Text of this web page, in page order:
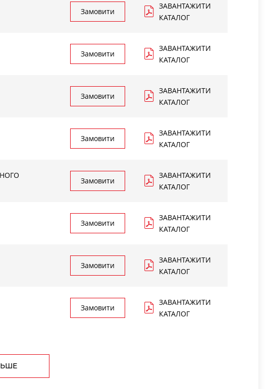
Замовити
ЗАВАНТАЖИТИ
КАТАЛОГ
Замовити
ЗАВАНТАЖИТИ
КАТАЛОГ
Замовити
ЗАВАНТАЖИТИ
КАТАЛОГ
Замовити
ЗАВАНТАЖИТИ
КАТАЛОГ
Замовити
ЗАВАНТАЖИТИ
КАТАЛОГ
Замовити
ЗАВАНТАЖИТИ
КАТАЛОГ
Замовити
ЗАВАНТАЖИТИ
КАТАЛОГ
Замовити
ЗАВАНТАЖИТИ
КАТАЛОГ